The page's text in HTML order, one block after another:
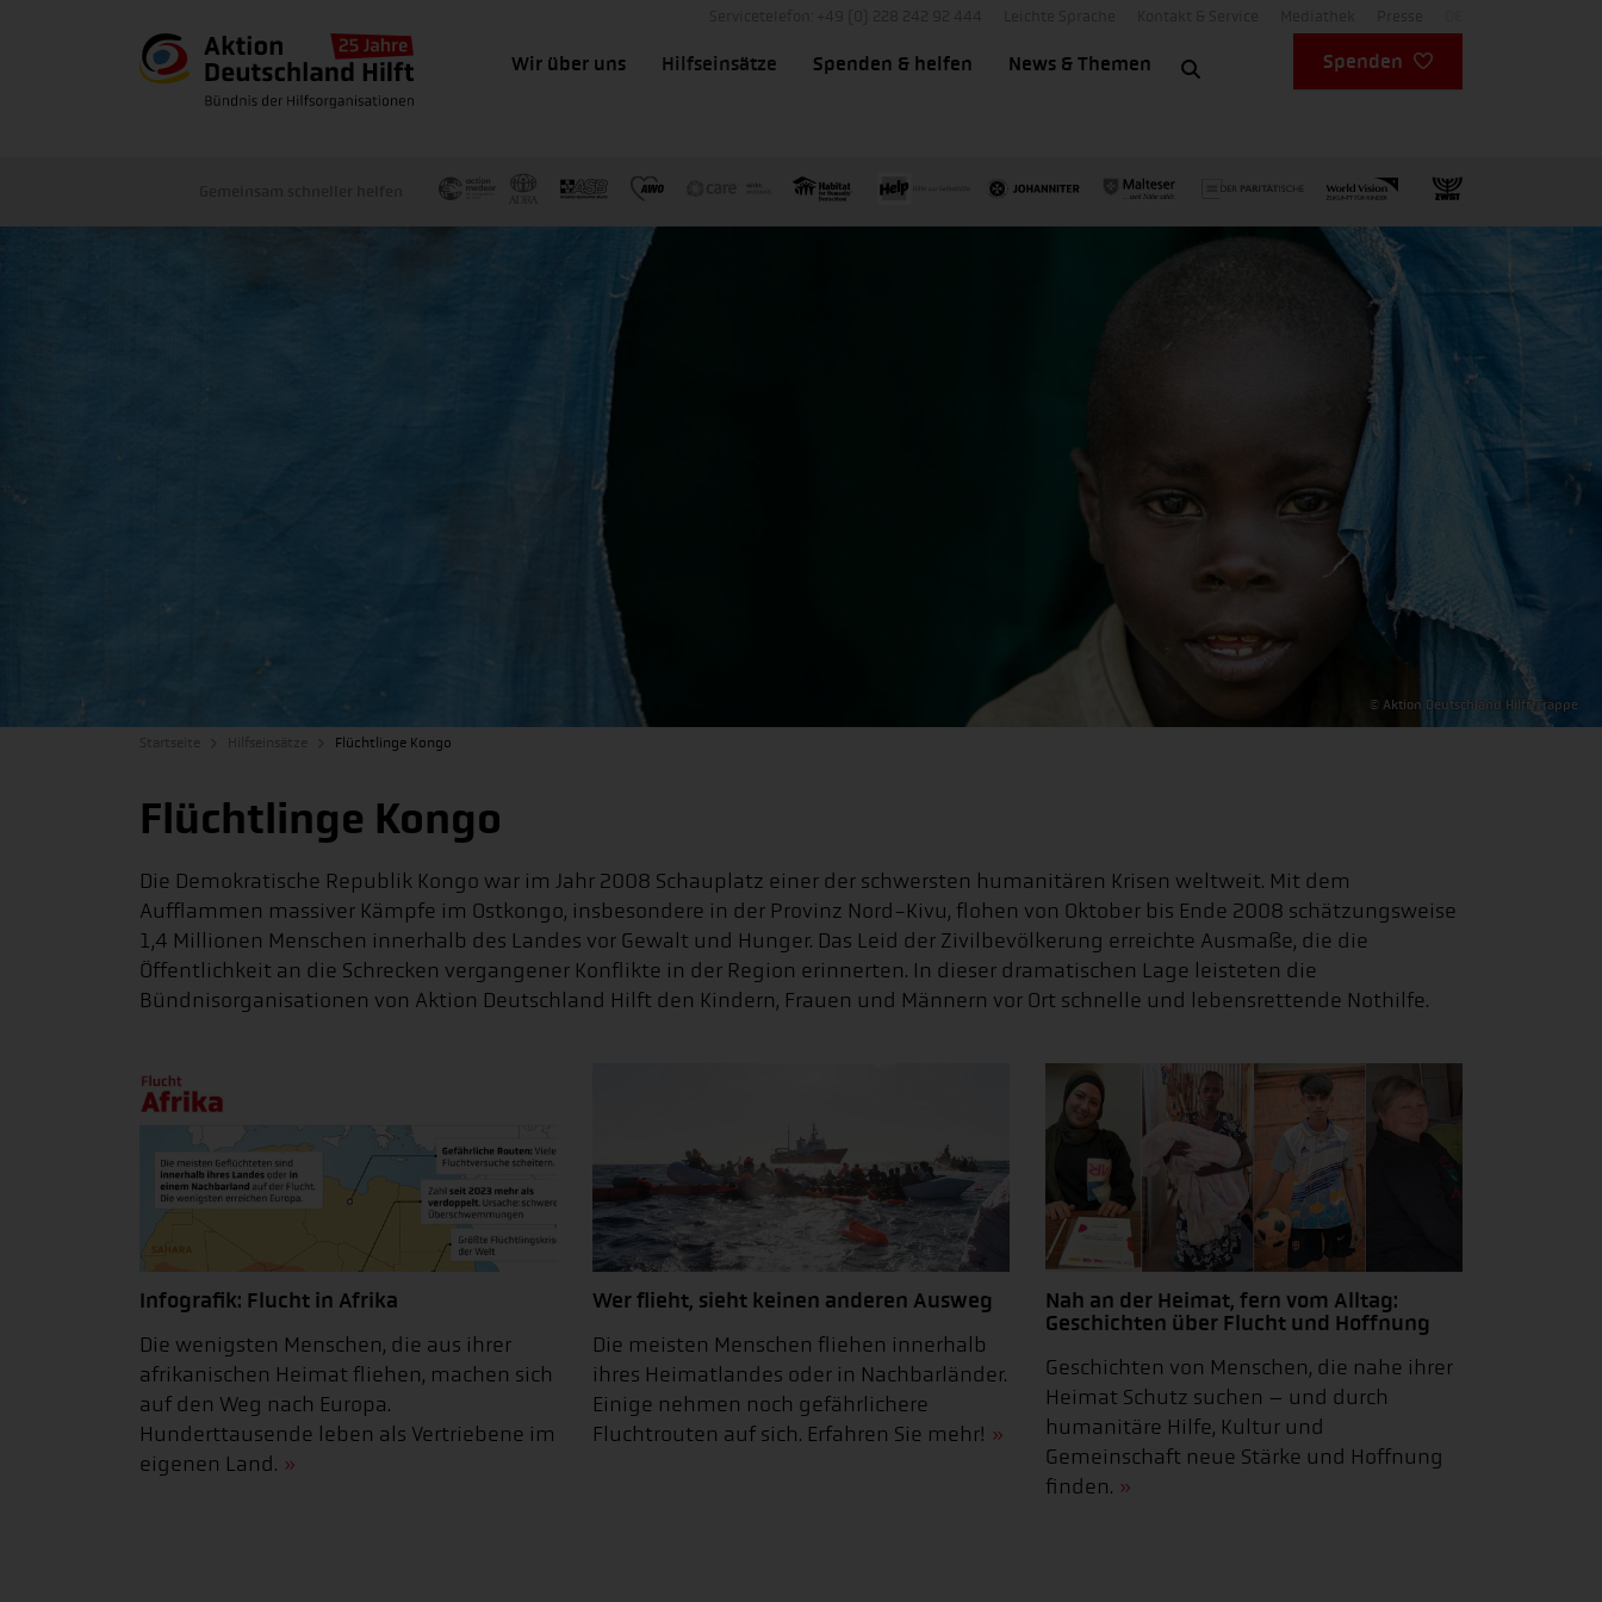
Wir über uns Hilfseinsätze Spenden & helfen News & Themen Spenden
© Aktion Deutschland Hilft/Trappe
Flüchtlinge Kongo
Flüchtlinge Kongo
Die Demokratische Republik Kongo war im Jahr 2008 Schauplatz einer der schwersten humanitären Krisen weltweit. Mit dem
Aufflammen massiver Kämpfe im Ostkongo, insbesondere in der Provinz Nord-Kivu, flohen von Oktober bis Ende 2008 schätzungsweise
1,4 Millionen Menschen innerhalb des Landes vor Gewalt und Hunger. Das Leid der Zivilbevölkerung erreichte Ausmaße, die die
Öffentlichkeit an die Schrecken vergangener Konflikte in der Region erinnerten. In dieser dramatischen Lage leisteten die
Bündnisorganisationen von Aktion Deutschland Hilft den Kindern, Frauen und Männern vor Ort schnelle und lebensrettende Nothilfe.
Infografik: Flucht in Afrika
Die wenigsten Menschen, die aus ihrer
afrikanischen Heimat fliehen, machen sich
auf den Weg nach Europa.
Hunderttausende leben als Vertriebene im
eigenen Land.
Wer flieht, sieht keinen anderen Ausweg
Die meisten Menschen fliehen innerhalb
ihres Heimatlandes oder in Nachbarländer.
Einige nehmen noch gefährlichere
Fluchtrouten auf sich. Erfahren Sie mehr!
Nah an der Heimat, fern vom Alltag:
Geschichten über Flucht und Hoffnung
Geschichten von Menschen, die nahe ihrer
Heimat Schutz suchen – und durch
humanitäre Hilfe, Kultur und
Gemeinschaft neue Stärke und Hoffnung
finden.